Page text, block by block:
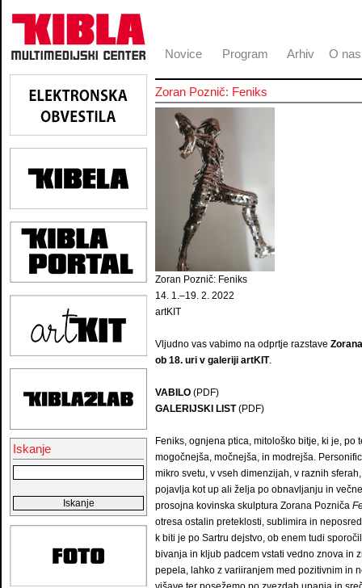
Novice Program Arhiv O nas
Iskanje
Zoran Poznič: Feniks
Zoran Poznič: Feniks
14. 1.–19. 2. 2022
artKIT
Vljudno vas vabimo na odprtje razstave
ob 18. uri v galeriji artKIT.
VABILO (PDF)
GALERIJSKI LIST(PDF)
Feniks, ognjena ptica, mitološko bitje, ki je,
mogočnejša, močnejša, in modrejša.
mikro svetu, v vseh dimenzijah, v raznih
pojavlja kot up ali želja po obnavljanju in
prosojna kovinska skulptura Zorana Pozniča
otresa ostalin preteklosti, sublimira in
k biti je po Sartru dejstvo, ob enem tudi
bivanja in kljub padcem vstati vedno znova in
pepela, lahko z variiranjem med pozitivnim in